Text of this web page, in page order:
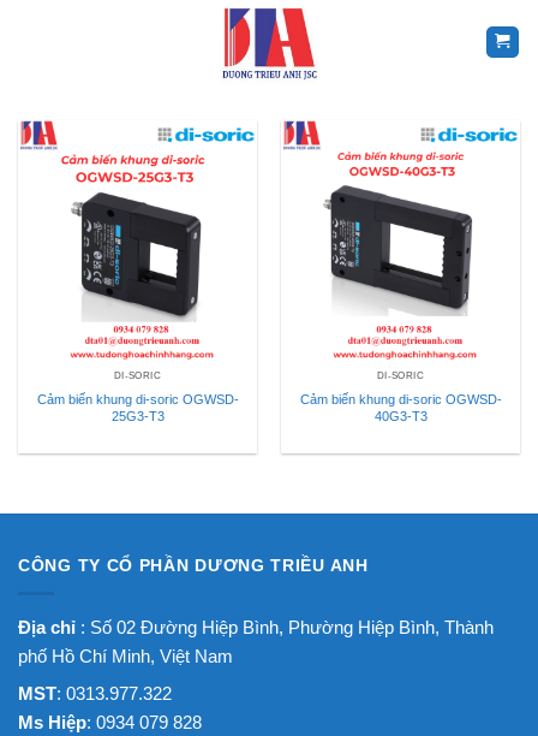
DI-SORIC
Cảm biến khung di-soric OGWSD-
25G3-T3
DI-SORIC
Cảm biến khung di-soric OGWSD-
40G3-T3
CÔNG TY CỔ PHẦN DƯƠNG TRIỀU ANH
Địa chỉ : Số 02 Đường Hiệp Bình, Phường Hiệp Bình, Thành
phố Hồ Chí Minh, Việt Nam
MST: 0313.977.322
Ms Hiệp: 0934 079 828